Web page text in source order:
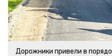
Дорожники привели в